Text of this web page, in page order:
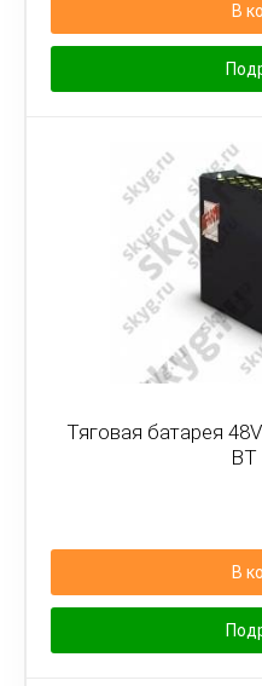
В
Тяговая батарея
BT
В